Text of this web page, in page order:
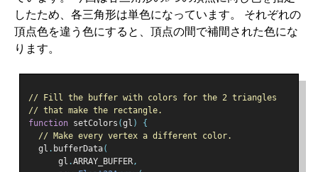
したため、各三角形は単色になっています。 それぞれの
頂点色を違う色にすると、頂点の間で補間された色にな
ります。
// Fill the buffer with colors for the 2 triangles
// that make the rectangle.
function setColors (gl )
{
// Make every vertex a different color.
  gl
. bufferData(
      gl
.ARRAY_BUFFER,